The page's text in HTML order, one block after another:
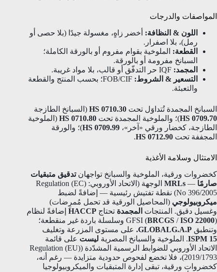
المواصفات والدرجات
اللون & النظافة: أخضر زاهٍ، مغسولة جيدًا (بلا حصى أو
رمل)، بلا اصفرار.
القطعة: الملوخية بقوام مفروم أو بالورقة الكاملة؛
السبانخ مفرومة أو بالورقة.
المجمد:
التسعير & الشروط:
FOB/CIF؛ بحسب المنتج والقطعة
والتعبئة.
السبانخ المجمدة تُتداوَل تحت HS 0710.30 (السبانخ الطازجة
HS 0709.70)؛ والملوخية المجمدة تحت HS 0710.80 (الملوخية
الطازجة، كخضار ورقي «آخر»، HS 0709.99)؛ والورقة
المجففة تحت HS 0712.90
.
الامتثال وسلامة الأغذية
كخضروات ورقية، الملوخية والسبانخ تواجهانتدقيق متبقيات
صارمًا —
MRLs
الوجهة (الاتحاد الأوروبي: Regulation (EC)
No 396/2005) نقطة تفتيش رئيسية — إضافةً لضبط
ميكروبيولوجي (المحاصيل الورقية قد تحمل مُمرِضات)
وغسيل دقيق. المنتجات المجمدة تحتاج HACCP إضافةً لنظام
GFSI (BRCGS /ISO 22000
) وسلسلة باردة غير منقطعة؛
وتنطبق GLOBALG.A.P. على مستوى المزرعة وتغليف
ISPM 15. الملوخية والسبانخ المصرية ليست على قائمة
الاتحاد الأوروبي للضوابط الرسمية المشدّدة (Regulation (EU)
2019/1793)، فلا تخضع لفحوص حدودية متزايدة — رغم أنه،
كخضروات ورقية، تبقى إدارة المتبقيات والميكروبيولوجيا